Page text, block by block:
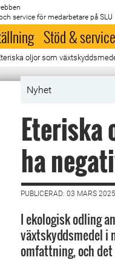
service för medarbetare på SLU
Stöd & service
oljor som
Nyhet
Eteriska
ha
PUBLICERAD: 03 MARS 2025
I ekologisk odling
växtskyddsmedel i
omfattning, och